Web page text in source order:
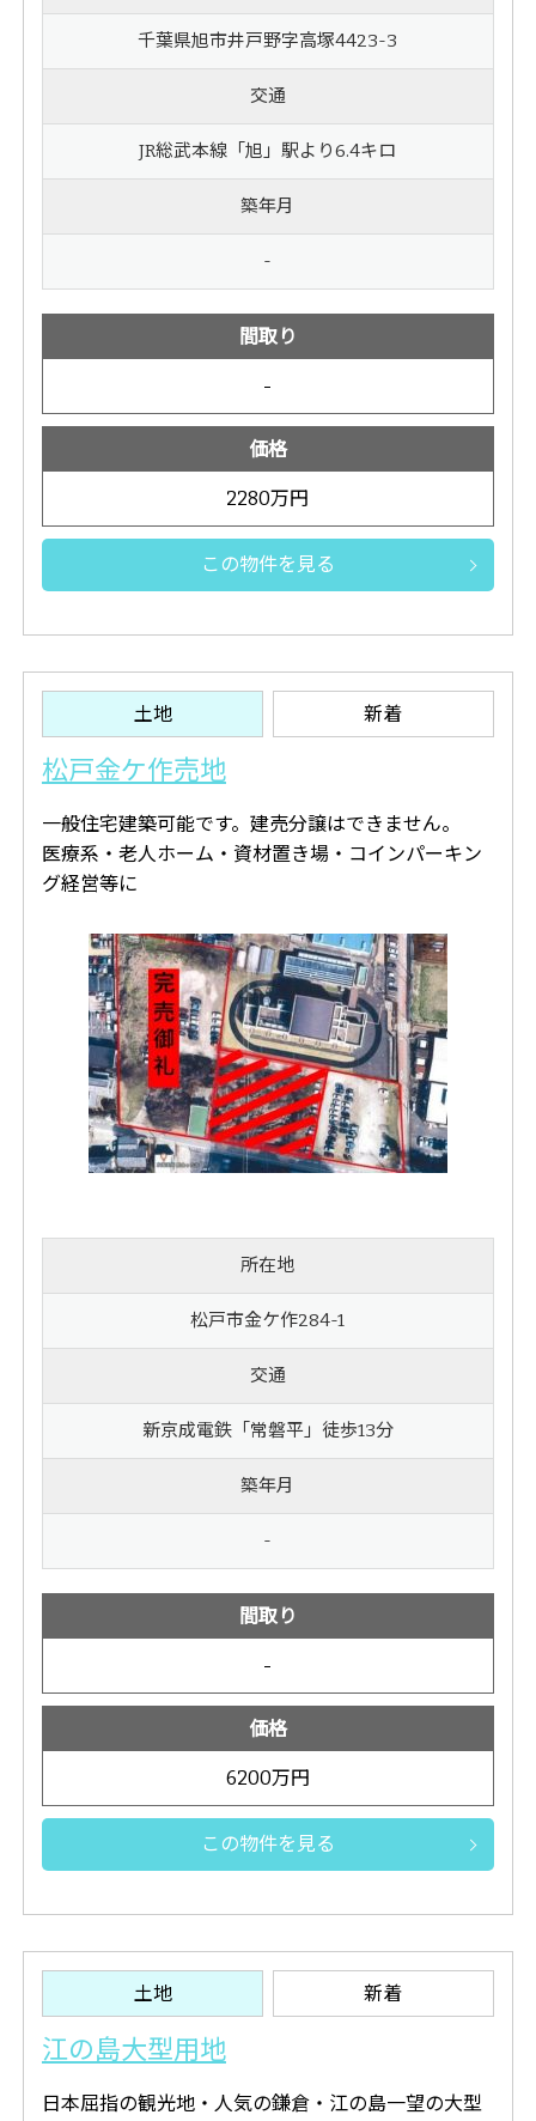
千葉県旭市井戸野字高塚4423-3
交通
JR総武本線「旭」駅より6.4キロ
築年月
-
間取り
-
価格
2280万円
この物件を見る
土地 新着
松戸金ケ作売地
一般住宅建築可能です。建売分譲はできません。
医療系・老人ホーム・資材置き場・コインパーキン
グ経営等に
所在地
松戸市金ケ作284-1
交通
新京成電鉄「常磐平」徒歩13分
築年月
-
間取り
-
価格
6200万円
この物件を見る
土地 新着
江の島大型用地
日本屈指の観光地・人気の鎌倉・江の島一望の大型